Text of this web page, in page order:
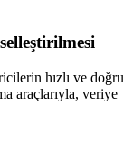
hızlı ve doğru
araçlarıyla, veriye